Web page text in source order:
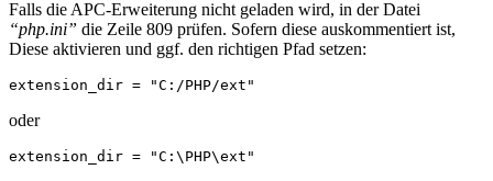
Falls die APC-Erweiterung nicht geladen wird, in der Datei
“php.ini” die Zeile 809 prüfen. Sofern diese auskommentiert ist,
Diese aktivieren und ggf. den richtigen Pfad setzen:
extension_dir = "C:/PHP/ext"
oder
extension_dir = "C:\PHP\ext"